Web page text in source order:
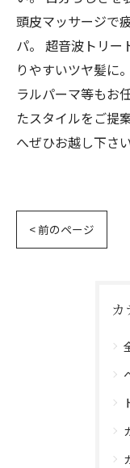
頭皮マッサージで
パ。 超音波トリー
りやすいツヤ髪に
ラルパーマ等もお
たスタイルをご提
へぜひお越し下さい
< 前のページ
カ